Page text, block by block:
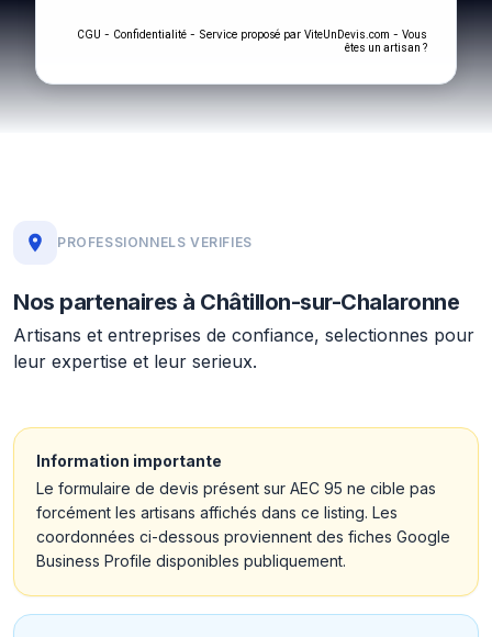
CGU - Confidentialité - Service proposé par ViteUnDevis.com - Vous
êtes un artisan ?
PROFESSIONNELS VERIFIES
Nos partenaires à Châtillon-sur-Chalaronne
Artisans et entreprises de confiance, selectionnes pour
leur expertise et leur serieux.
Information importante
Le formulaire de devis présent sur AEC 95 ne cible pas
forcément les artisans affichés dans ce listing. Les
coordonnées ci-dessous proviennent des fiches Google
Business Profile disponibles publiquement.